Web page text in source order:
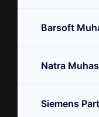
Barsoft
Natra
Siemens